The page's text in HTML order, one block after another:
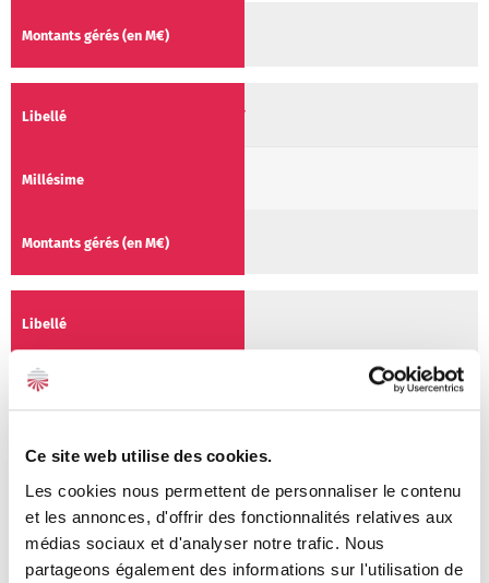
Ce site web utilise des cookies.
Les cookies nous permettent de personnaliser le contenu
et les annonces, d'offrir des fonctionnalités relatives aux
médias sociaux et d'analyser notre trafic. Nous
partageons également des informations sur l'utilisation de
216.3 M€
IXO CO-INVEST BA DEVELOPPEMENT
2021
22.5 M€
IXO PME 1
2020
60.0 M€